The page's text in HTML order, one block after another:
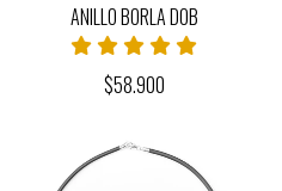
ANILLO BORLA DOB
$58.900